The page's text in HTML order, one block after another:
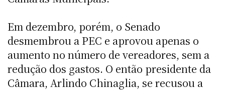
Em dezembro, porém, o Senado
desmembrou a PEC e aprovou apenas o
aumento no número de vereadores, sem a
redução dos gastos. O então presidente da
Câmara, Arlindo Chinaglia, se recusou a